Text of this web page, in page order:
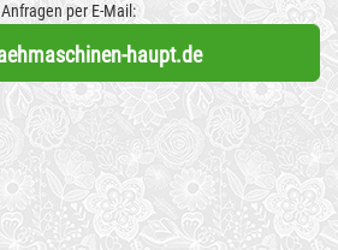
Anfragen per E-Mail:
haupt.de